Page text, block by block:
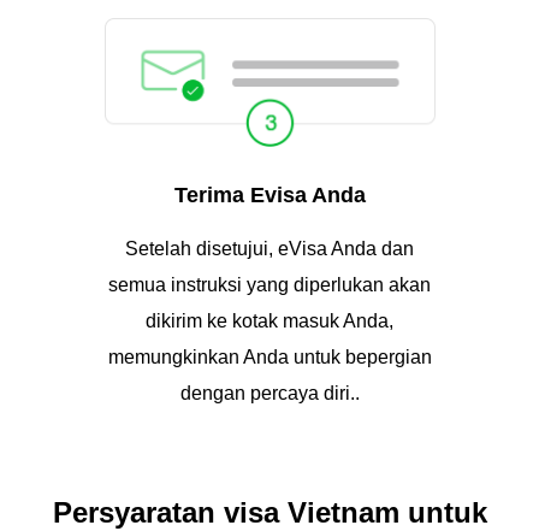
Terima Evisa Anda
Setelah disetujui, eVisa Anda dan
semua instruksi yang diperlukan akan
dikirim ke kotak masuk Anda,
memungkinkan Anda untuk bepergian
dengan percaya diri..
Persyaratan visa Vietnam untuk